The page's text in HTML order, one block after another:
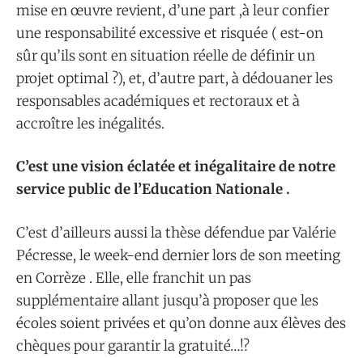
mise en œuvre revient, d’une part ,à leur confier
une responsabilité excessive et risquée ( est-on
sûr qu’ils sont en situation réelle de définir un
projet optimal ?), et, d’autre part, à dédouaner les
responsables académiques et rectoraux et à
accroître les inégalités.
C’est une vision éclatée et inégalitaire de notre
service public de l’Education Nationale .
C’est d’ailleurs aussi la thèse défendue par Valérie
Pécresse, le week-end dernier lors de son meeting
en Corrèze . Elle, elle franchit un pas
supplémentaire allant jusqu’à proposer que les
écoles soient privées et qu’on donne aux élèves des
chèques pour garantir la gratuité…!?